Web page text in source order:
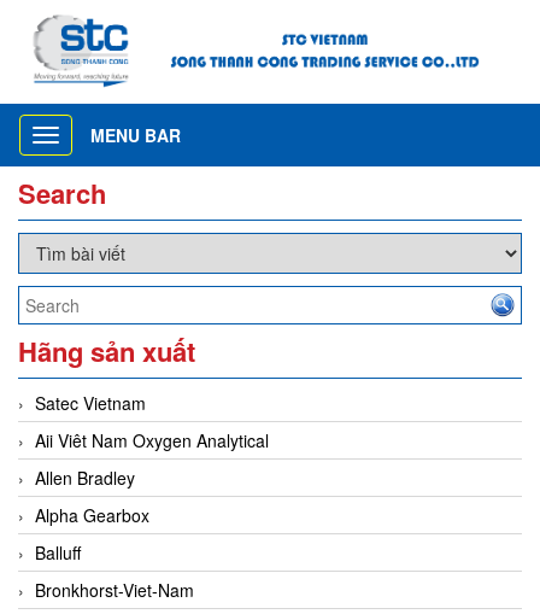
Toggle
navigation
MENU BAR
Search
Hãng sản xuất
Satec Vietnam
Aii Viêt Nam Oxygen Analytical
Allen Bradley
Alpha Gearbox
Balluff
Bronkhorst-Viet-Nam